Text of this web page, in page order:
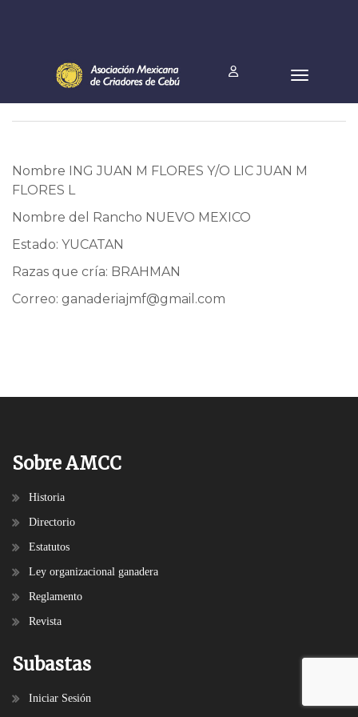
Nombre ING JUAN M FLORES Y/O LIC JUAN M
FLORES L
Nombre del Rancho NUEVO MEXICO
Estado: YUCATAN
Razas que cría: BRAHMAN
Correo: ganaderiajmf@gmail.com
Sobre AMCC
Historia
Directorio
Estatutos
Ley organizacional ganadera
Reglamento
Revista
Subastas
Iniciar Sesión